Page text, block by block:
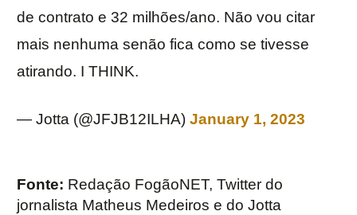
de contrato e 32 milhões/ano. Não vou citar
mais nenhuma senão fica como se tivesse
atirando. I THINK.
— Jotta (@JFJB12ILHA) January 1, 2023
Fonte: Redação FogãoNET, Twitter do
jornalista Matheus Medeiros e do Jotta